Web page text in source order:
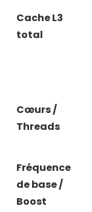
Cache L3
total
Cœurs /
Threads
Fréquence
de base /
Boost